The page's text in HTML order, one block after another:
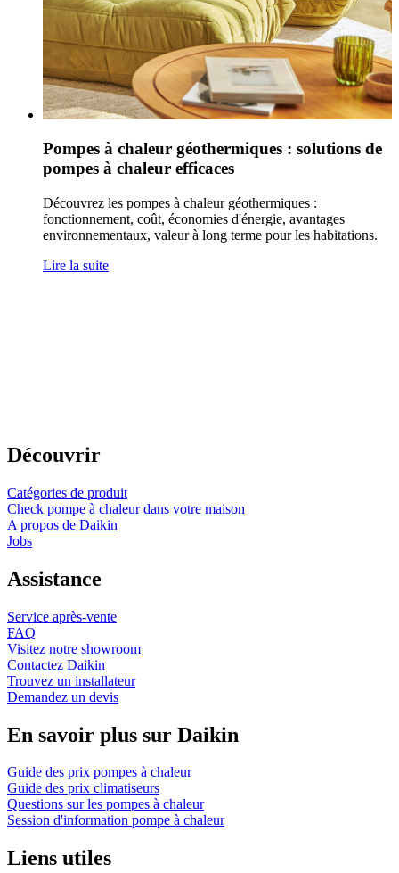
Pompes à chaleur géothermiques : solutions de
pompes à chaleur efficaces
Découvrez les pompes à chaleur géothermiques :
fonctionnement, coût, économies d'énergie, avantages
environnementaux, valeur à long terme pour les habitations.
Lire la suite
Découvrir
Catégories de produit
Check pompe à chaleur dans votre maison
A propos de Daikin
Jobs
Assistance
Service après-vente
FAQ
Visitez notre showroom
Contactez Daikin
Trouvez un installateur
Demandez un devis
En savoir plus sur Daikin
Guide des prix pompes à chaleur
Guide des prix climatiseurs
Questions sur les pompes à chaleur
Session d'information pompe à chaleur
Liens utiles